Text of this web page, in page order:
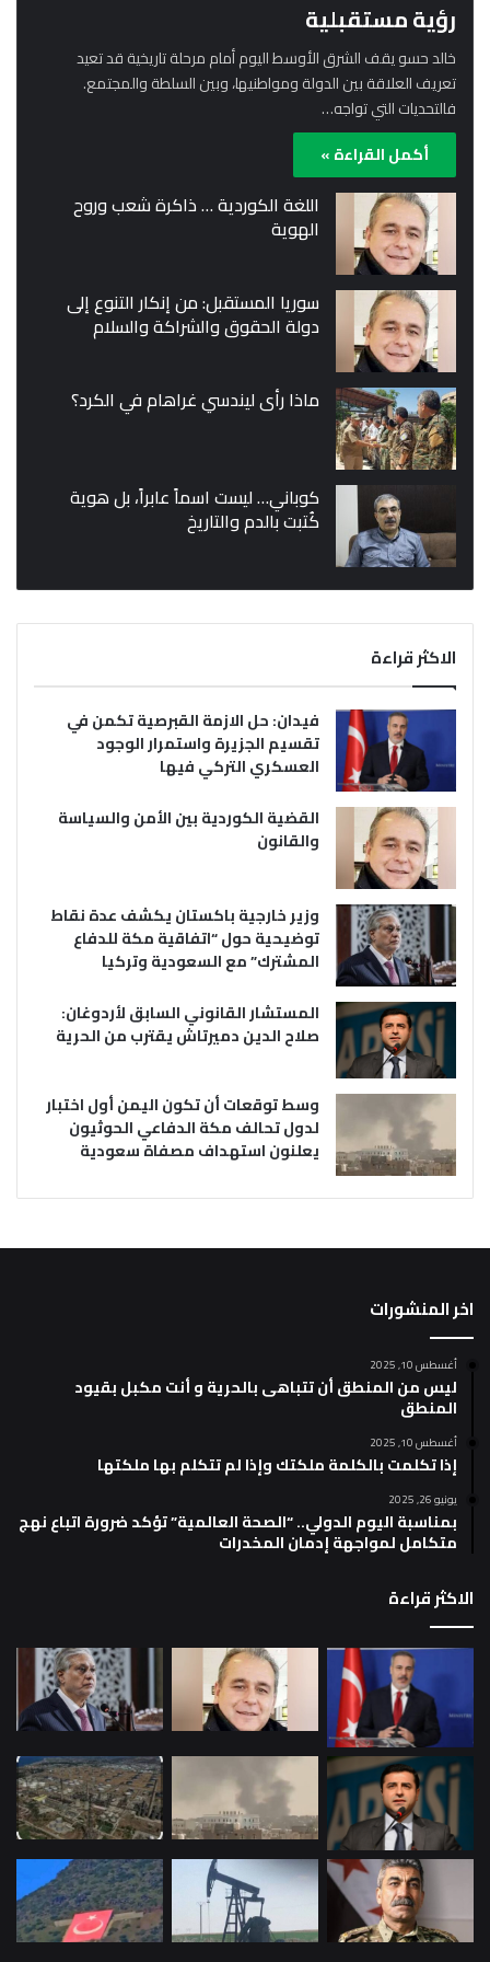
رؤية مستقبلية
خالد حسو يقف الشرق الأوسط اليوم أمام مرحلة تاريخية قد تعيد
تعريف العلاقة بين الدولة ومواطنيها، وبين السلطة والمجتمع.
فالتحديات التي تواجه…
أكمل القراءة »
اللغة الكوردية … ذاكرة شعب وروح
الهوية
سوريا المستقبل: من إنكار التنوع إلى
دولة الحقوق والشراكة والسلام
ماذا رأى ليندسي غراهام في الكرد؟
كوباني… ليست اسماً عابراً، بل هوية
كُتبت بالدم والتاريخ
الاكثر قراءة
فيدان: حل الازمة القبرصية تكمن في
تقسيم الجزيرة واستمرار الوجود
العسكري التركي فيها
القضية الكوردية بين الأمن والسياسة
والقانون
وزير خارجية باكستان يكشف عدة نقاط
توضيحية حول “اتفاقية مكة للدفاع
المشترك” مع السعودية وتركيا
المستشار القانوني السابق لأردوغان:
صلاح الدين دميرتاش يقترب من الحرية
وسط توقعات أن تكون اليمن أول اختبار
لدول تحالف مكة الدفاعي الحوثيون
يعلنون استهداف مصفاة سعودية
اخر المنشورات
أغسطس 10, 2025
ليس من المنطق أن تتباهى بالحرية و أنت مكبل بقيود
المنطق
أغسطس 10, 2025
إذا تكلمت بالكلمة ملكتك وإذا لم تتكلم بها ملكتها
يونيو 26, 2025
بمناسبة اليوم الدولي.. “الصحة العالمية” تؤكد ضرورة اتباع نهج
متكامل لمواجهة إدمان المخدرات
الاكثر قراءة